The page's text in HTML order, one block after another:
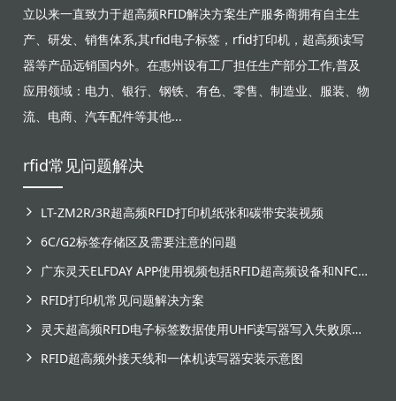
立以来一直致力于超高频RFID解决方案生产服务商拥有自主生
产、研发、销售体系,其rfid电子标签，rfid打印机，超高频读写
器等产品远销国内外。在惠州设有工厂担任生产部分工作,普及
应用领域：电力、银行、钢铁、有色、零售、制造业、服装、物
流、电商、汽车配件等其他...
rfid常见问题解决
LT-ZM2R/3R超高频RFID打印机纸张和碳带安装视频
6C/G2标签存储区及需要注意的问题
广东灵天ELFDAY APP使用视频包括RFID超高频设备和NFC芯片标签感应
RFID打印机常见问题解决方案
灵天超高频RFID电子标签数据使用UHF读写器写入失败原因分析
RFID超高频外接天线和一体机读写器安装示意图